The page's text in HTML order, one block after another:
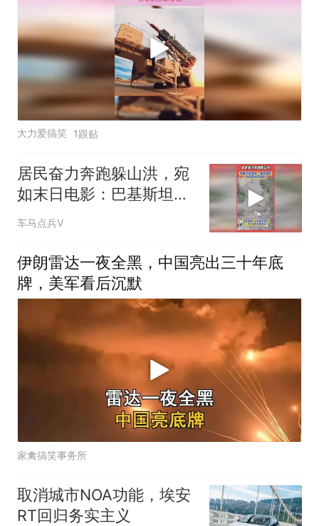
大力爱搞笑 1跟贴
居民奋力奔跑躲山洪，宛
如末日电影：巴基斯坦旁
遮普省爆发山洪
车马点兵V
伊朗雷达一夜全黑，中国亮出三十年底
牌，美军看后沉默
家禽搞笑事务所
取消城市NOA功能，埃安
RT回归务实主义